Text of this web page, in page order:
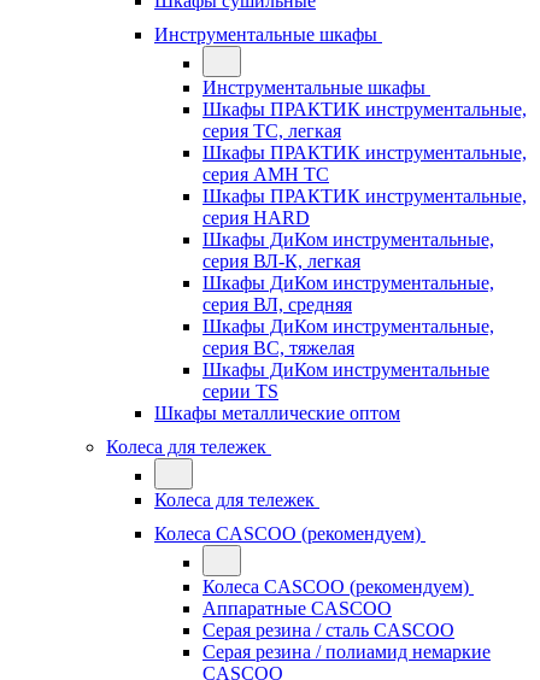
Инструментальные шкафы
Инструментальные шкафы
Шкафы ПРАКТИК инструментальные,
серия ТC, легкая
Шкафы ПРАКТИК инструментальные,
серия AMH TC
Шкафы ПРАКТИК инструментальные,
серия HARD
Шкафы ДиКом инструментальные,
cерия ВЛ-К, легкая
Шкафы ДиКом инструментальные,
серия ВЛ, средняя
Шкафы ДиКом инструментальные,
серия ВС, тяжелая
Шкафы ДиКом инструментальные
серии TS
Шкафы металлические оптом
Колеса для тележек
Колеса для тележек
Колеса CASCOO (рекомендуем)
Колеса CASCOO (рекомендуем)
Аппаратные CASCOO
Серая резина / сталь CASCOO
Серая резина / полиамид немаркие
CASCOO